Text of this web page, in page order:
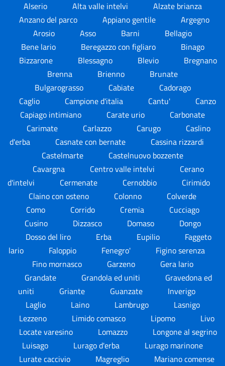
Alserio
Alta valle intelvi
Alzate brianza
Anzano del parco
Appiano gentile
Argegno
Arosio
Asso Barni
Bellagio
Bene lario
Beregazzo con figliaro
Binago
Bizzarone
Blessagno Blevio
Bregnano
Brenna
Brienno
Brunate
Bulgarograsso
Cabiate
Cadorago
Caglio
Campione d'italia Cantu'
Canzo
Capiago intimiano
Carate urio
Carbonate
Carimate
Carlazzo Carugo
Caslino
d'erba
Casnate con bernate
Cassina rizzardi
Castelmarte
Castelnuovo bozzente
Cavargna
Centro valle intelvi
Cerano
d'intelvi
Cermenate Cernobbio
Cirimido
Claino con osteno
Colonno
Colverde
Como
Corrido Cremia
Cucciago
Cusino
Dizzasco Domaso
Dongo
Dosso del liro
Erba Eupilio
Faggeto
lario
Faloppio Fenegro'
Figino serenza
Fino mornasco
Garzeno
Gera lario
Grandate
Grandola ed uniti
Gravedona ed
uniti
Griante Guanzate
Inverigo
Laglio
Laino Lambrugo
Lasnigo
Lezzeno
Limido comasco Lipomo
Livo
Locate varesino
Lomazzo
Longone al segrino
Luisago
Lurago d'erba
Lurago marinone
Lurate caccivio
Magreglio
Mariano comense